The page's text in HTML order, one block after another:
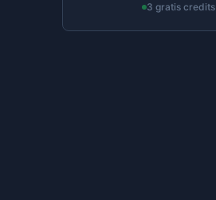
3 gratis credits